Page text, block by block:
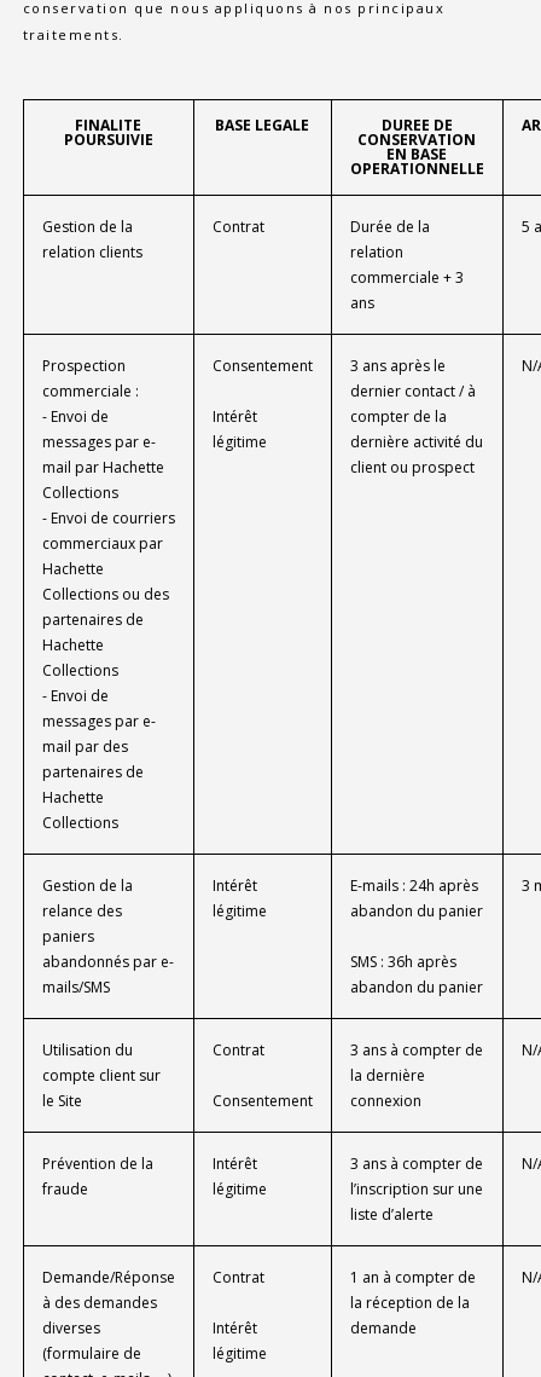
conservation que nous appliquons à nos principaux
traitements.
FINALITE
POURSUIVIE
BASE LEGALE DUREE DE
CONSERVATION
EN BASE
OPERATIONNELLE
Gestion de la
relation clients
Contrat
Durée de la
relation
commerciale + 3
ans
5
Prospection
commerciale :
- Envoi de
messages par e-
mail par Hachette
Collections
- Envoi de courriers
commerciaux par
Hachette
Collections ou des
partenaires de
Hachette
Collections
- Envoi de
messages par e-
mail par des
partenaires de
Hachette
Collections
Consentement
Intérêt
légitime
3 ans après le
dernier contact / à
compter de la
dernière activité du
client ou prospect
N/
Gestion de la
relance des
paniers
abandonnés par e-
mails/SMS
Intérêt
légitime
E-mails : 24h après
abandon du panier
SMS : 36h après
abandon du panier
3
Utilisation du
compte client sur
le Site
Contrat
Consentement
3 ans à compter de
la dernière
connexion
N/
Prévention de la
fraude
Intérêt
légitime
3 ans à compter de
l’inscription sur une
liste d’alerte
N/
Demande/Réponse
à des demandes
diverses
(formulaire de
Contrat
Intérêt
légitime
1 an à compter de
la réception de la
demande
N/